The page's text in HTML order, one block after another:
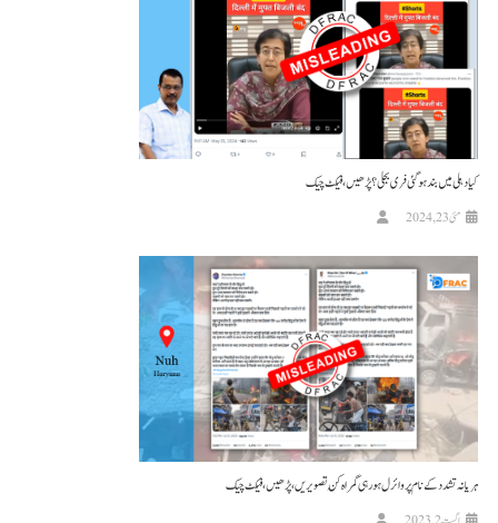
کیا دہلی میں بند ہو گئی فری بجلی؟ پڑھیں، فیکٹ چیک
مئی 23, 2024
ہریانہ تشدد کے نام پر وائرل ہو رہی گمراہ کُن تصویریں، پڑھیں، فیکٹ چیک